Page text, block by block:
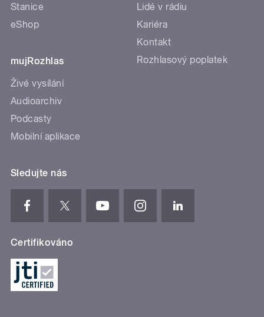
Stanice
eShop
mujRozhlas
Živé vysílání
Audioarchiv
Podcasty
Mobilní aplikace
Lidé v rádiu
Kariéra
Kontakt
Rozhlasový poplatek
Sledujte nás
Certifikováno